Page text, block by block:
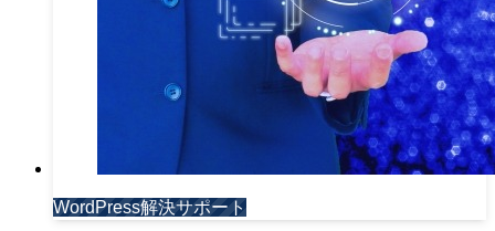
WordPress解決サポート